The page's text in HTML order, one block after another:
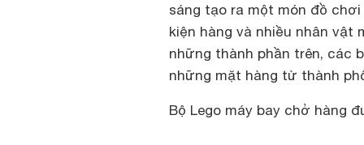
sáng tạo ra một món đồ
kiện hàng và nhiều nhân vật
những thành phần trên, các
những mặt hàng từ thành
Bộ Lego máy bay chở hàng